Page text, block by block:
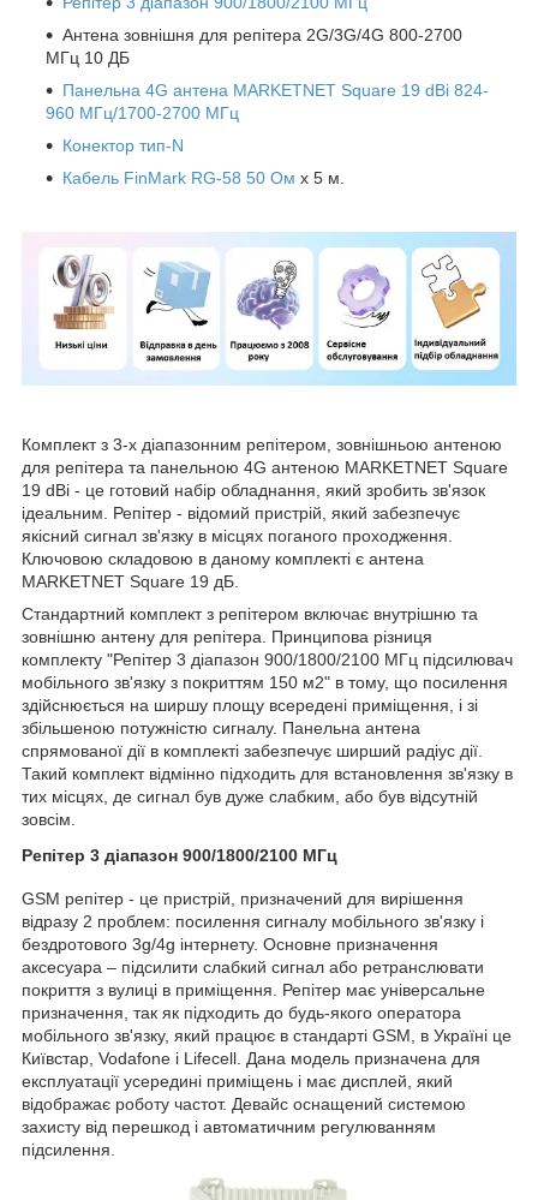
Антена зовнішня для репітера 2G/3G/4G 800-2700
МГц 10 ДБ
Панельна 4G антена MARKETNET Square 19 dBi 824-
960 МГц/1700-2700 МГц
Конектор тип-N
Кабель FinMark RG-58 50 Ом х 5 м.
Комплект з 3-х діапазонним репітером, зовнішньою антеною
для репітера та панельною 4G антеною MARKETNET Square
19 dBi - це готовий набір обладнання, який зробить зв'язок
ідеальним. Репітер - відомий пристрій, який забезпечує
якісний сигнал зв'язку в місцях поганого проходження.
Ключовою складовою в даному комплекті є антена
MARKETNET Square 19 дБ.
Стандартний комплект з репітером включає внутрішню та
зовнішню антену для репітера. Принципова різниця
комплекту "Репітер 3 діапазон 900/1800/2100 МГц підсилювач
мобільного зв'язку з покриттям 150 м2" в тому, що посилення
здійснюється на ширшу площу всередені приміщення, і зі
збільшеною потужністю сигналу. Панельна антена
спрямованої дії в комплекті забезпечує ширший радіус дії.
Такий комплект відмінно підходить для встановлення зв'язку в
тих місцях, де сигнал був дуже слабким, або був відсутній
зовсім.
Репітер 3 діапазон 900/1800/2100 МГц
GSM репітер - це пристрій, призначений для вирішення
відразу 2 проблем: посилення сигналу мобільного зв'язку і
бездротового 3g/4g інтернету. Основне призначення
аксесуара – підсилити слабкий сигнал або ретранслювати
покриття з вулиці в приміщення. Репітер має універсальне
призначення, так як підходить до будь-якого оператора
мобільного зв'язку, який працює в стандарті GSM, в Україні це
Київстар, Vodafone і Lifecell. Дана модель призначена для
експлуатації усередині приміщень і має дисплей, який
відображає роботу частот. Девайс оснащений системою
захисту від перешкод і автоматичним регулюванням
підсилення.